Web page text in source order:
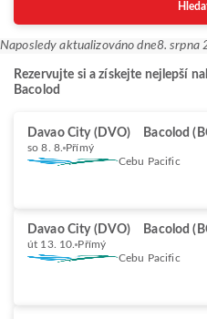
Naposledy aktualizováno dne8. srpna
Rezervujte si a získejte nejlepší
Bacolod
Davao City (DVO) Bacolod
so 8. 8. Přímý
Cebu Pacific
Davao City (DVO) Bacolod
út 13. 10. Přímý
Cebu Pacific